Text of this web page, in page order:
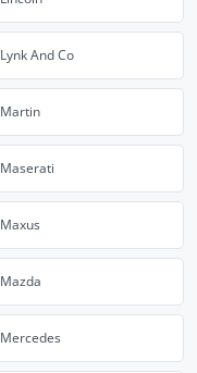
Lynk And Co
Martin
Maserati
Maxus
Mazda
Mercedes